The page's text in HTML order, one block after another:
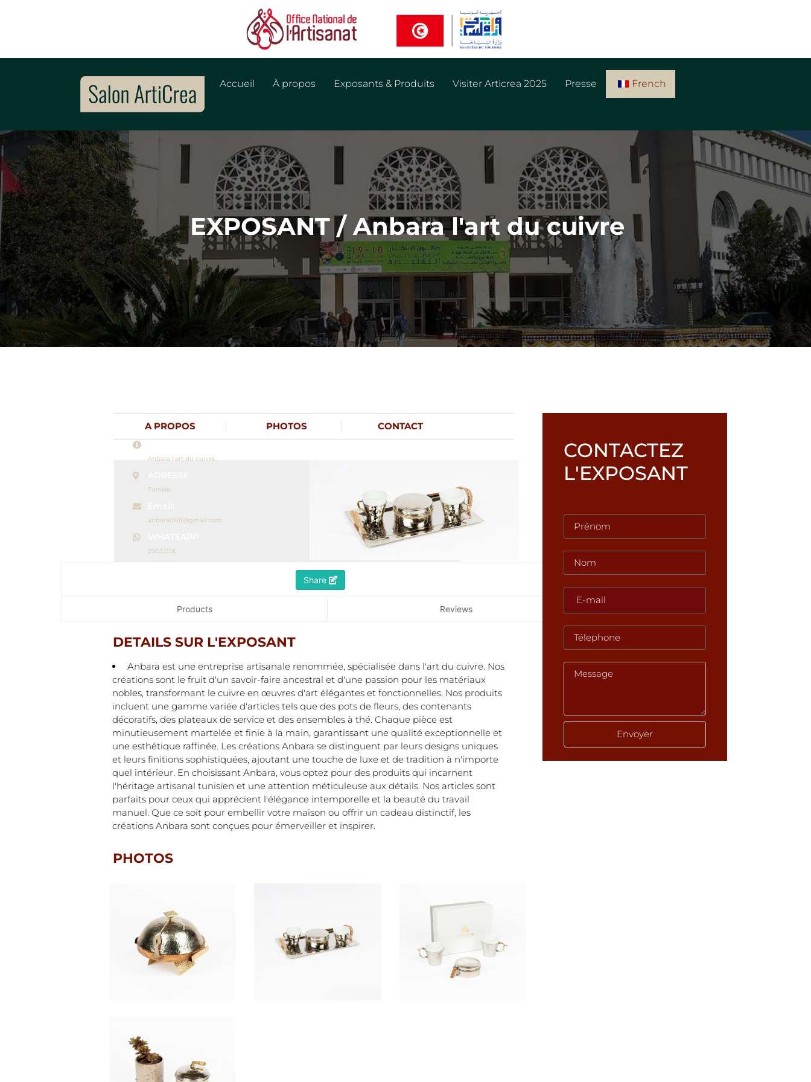
Accueil À propos Exposants & Produits Visiter Articrea 2025 Presse French
EXPOSANT / Anbara l'art du cuivre
A PROPOS PHOTOS CONTACT
Anbara l'art du cuivre
Tunisie
anbara0101@gmail.com
29032156
Share
Products Reviews
DETAILS SUR L'EXPOSANT
Anbara est une entreprise artisanale renommée, spécialisée dans l'art du cuivre. Nos
créations sont le fruit d'un savoir-faire ancestral et d'une passion pour les matériaux
nobles, transformant le cuivre en œuvres d'art élégantes et fonctionnelles. Nos produits
incluent une gamme variée d'articles tels que des pots de fleurs, des contenants
décoratifs, des plateaux de service et des ensembles à thé. Chaque pièce est
minutieusement martelée et finie à la main, garantissant une qualité exceptionnelle et
une esthétique raffinée. Les créations Anbara se distinguent par leurs designs uniques
et leurs finitions sophistiquées, ajoutant une touche de luxe et de tradition à n'importe
quel intérieur. En choisissant Anbara, vous optez pour des produits qui incarnent
l'héritage artisanal tunisien et une attention méticuleuse aux détails. Nos articles sont
parfaits pour ceux qui apprécient l'élégance intemporelle et la beauté du travail
manuel. Que ce soit pour embellir votre maison ou offrir un cadeau distinctif, les
créations Anbara sont conçues pour émerveiller et inspirer.
PHOTOS
CONTACTEZ
L'EXPOSANT